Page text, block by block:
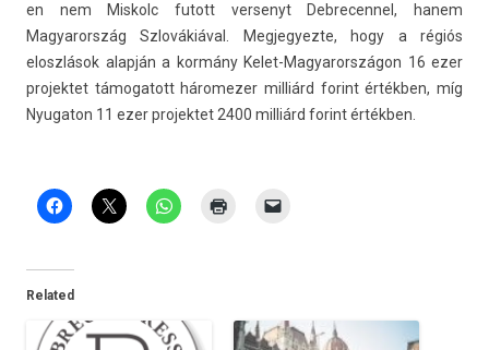
en nem Mis­kolc futott ver­senyt De­brecen­nel, hanem
Magyarország Szlovákiával. Meg­jegyez­te, hogy a régiós
eloszlások alapján a kormány Kelet-Magyarországon 16 ezer
pro­jek­tet támogatott háromez­er milliárd forint értékben, míg
Nyugaton 11 ezer pro­jek­tet 2400 milliárd forint értékben.
Related